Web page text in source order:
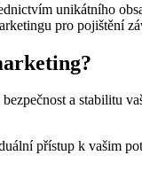
unikátního
pro pojištění
a stabilitu
přístup k vašim